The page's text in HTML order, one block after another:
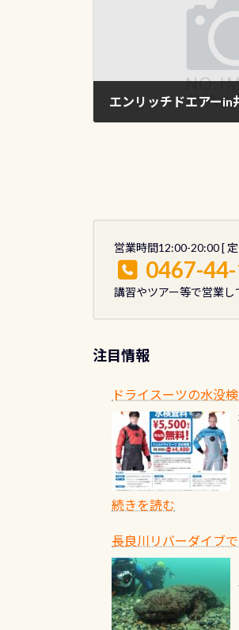
エンリッチドエアーin
営業時間12:00-20:00 [
0467-
講習やツアー等で営業
注目情報
ドライスーツの水没
続きを読む
長良川リバーダイブ